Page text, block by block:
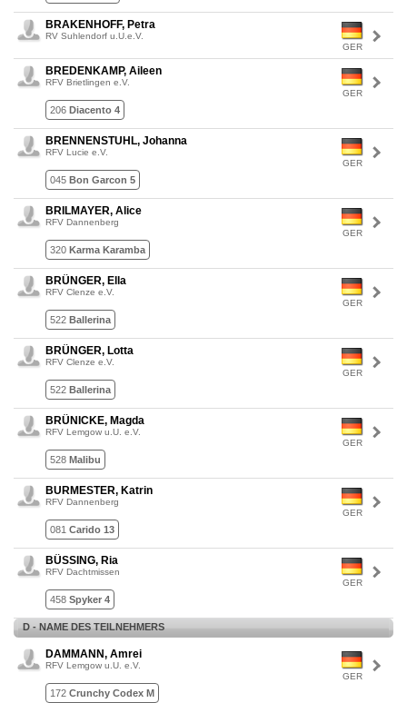
GER
BRAKENHOFF, Petra
RV Suhlendorf u.U.e.V.
GER
BREDENKAMP, Aileen
RFV Brietlingen e.V.
206 Diacento 4
GER
BRENNENSTUHL, Johanna
RFV Lucie e.V.
045 Bon Garcon 5
GER
BRILMAYER, Alice
RFV Dannenberg
320 Karma Karamba
GER
BRÜNGER, Ella
RFV Clenze e.V.
522 Ballerina
GER
BRÜNGER, Lotta
RFV Clenze e.V.
522 Ballerina
GER
BRÜNICKE, Magda
RFV Lemgow u.U. e.V.
528 Malibu
GER
BURMESTER, Katrin
RFV Dannenberg
081 Carido 13
GER
BÜSSING, Ria
RFV Dachtmissen
458 Spyker 4
D - NAME DES TEILNEHMERS
GER
DAMMANN, Amrei
RFV Lemgow u.U. e.V.
172 Crunchy Codex M